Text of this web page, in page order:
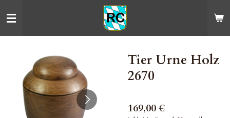
Hauptinhalt
springen
Tier Urne Holz
2670
169,00 €